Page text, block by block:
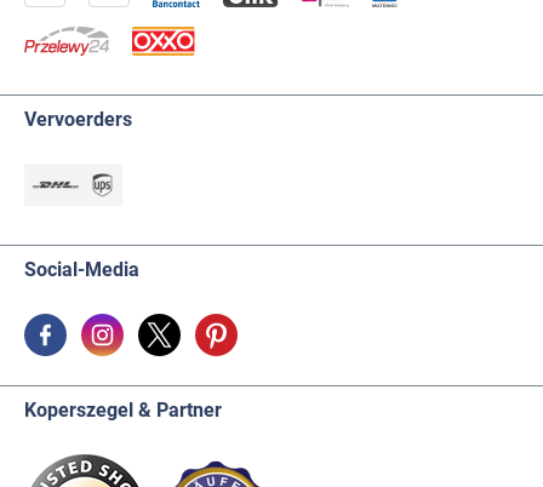
Vervoerders
Social-Media
Koperszegel & Partner